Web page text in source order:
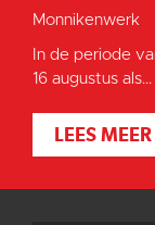
Monnikenwerk
In de periode
16 augustus als...
LEES MEER